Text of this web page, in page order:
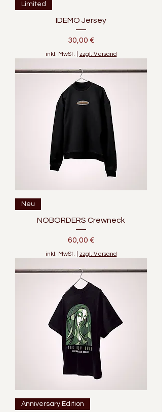
Limited
IDEMO Jersey
Preis
30,00 €
inkl. MwSt. zzgl. Versand
Neu
NOBORDERS Crewneck
Preis
60,00 €
inkl. MwSt. zzgl. Versand
Anniversary Edition